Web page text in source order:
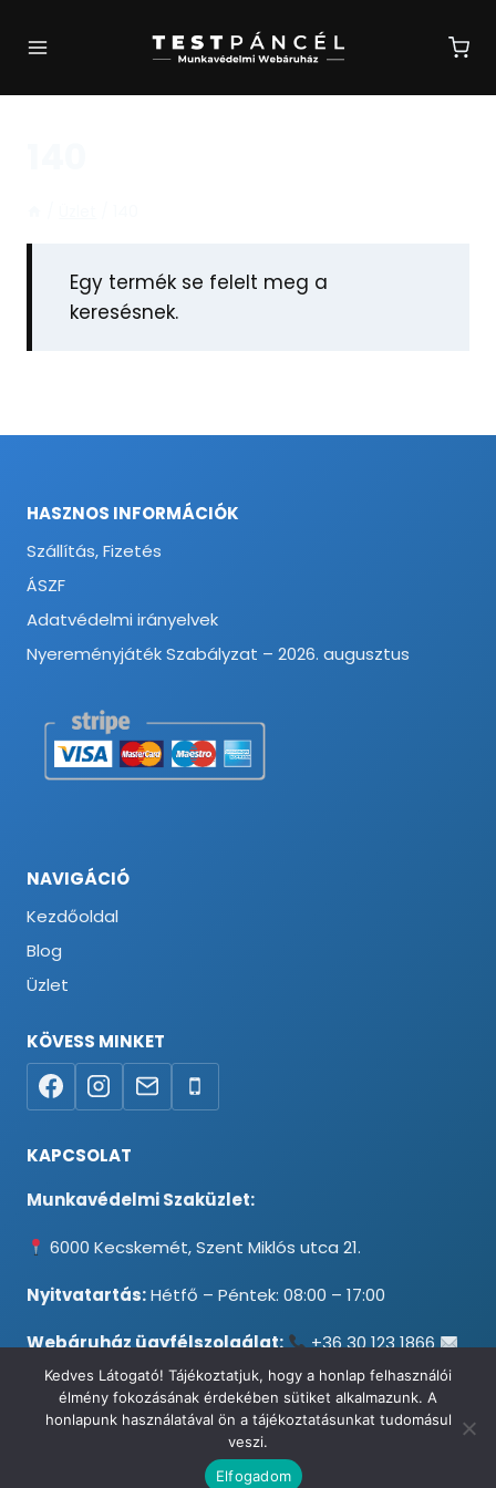
Egy termék se felelt meg a
keresésnek.
HASZNOS INFORMÁCIÓK
Szállítás, Fizetés
ÁSZF
Adatvédelmi irányelvek
Nyereményjáték Szabályzat – 2026. augusztus
NAVIGÁCIÓ
Kezdőoldal
Blog
Üzlet
KÖVESS MINKET
KAPCSOLAT
Munkavédelmi Szaküzlet:
6000 Kecskemét, Szent Miklós utca 21.
Nyitvatartás:Hétfő – Péntek: 08:00 – 17:00
Webáruház ügyfélszolgálat:
+36 30 123 1866
info@testpancel.hu
© 2026 Munkavédelmi és Ruházati Webáruház - Minden jog
Kedves Látogató! Tájékoztatjuk, hogy a honlap felhasználói
élmény fokozásának érdekében sütiket alkalmazunk. A
honlapunk használatával ön a tájékoztatásunkat tudomásul
veszi.
Elfogadom